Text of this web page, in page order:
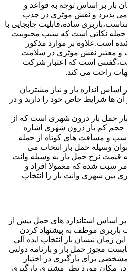
بار بر اساس توجه به قواعد و
و نقش موثری در جذب
ساده،قابلیت جابجایی با
نکاتی است که سبب محبوبیت
است.علاوه بر موارد مذکور
و معتبر نقش موثری در سلامت
است که اعتبار شرکت
راحت می کند.
اساس اندازه بار و نیاز مشتریان
ها شرایط خاص خود را دارند و در
بار حمل بار درون شهری است که از
حجم کم بار درون شهری اشاره
و مسافت های کوتاه از جمله
وسیله حمل بار انتخاب می
قیمت نرخ حمل بار به وسیله وانت
سبب شده که معمولا افراد و
بین شهری وانت بار را انتخاب
اساس استاندارد های حمل بیش از
موظف به پیشنهاد کردن
زمان نیسان بار انتخاب ایده آلی
مجوز حمل بار و بارنامه دولتی
برای بارگیری در اختیار
در مکان مورد نظر مشتری بارگیری